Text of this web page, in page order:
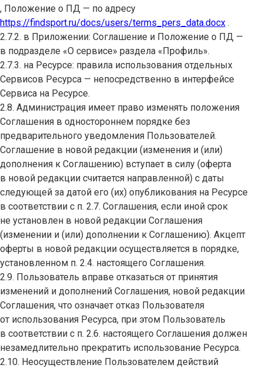
, Положение о ПД — по адресу
https://findsport.ru/docs/users/terms_pers_data.docx .
2.7.2. в Приложении: Соглашение и Положение о ПД —
в подразделе «О сервисе» раздела «Профиль».
2.7.3. на Ресурсе: правила использования отдельных
Сервисов Ресурса — непосредственно в интерфейсе
Сервиса на Ресурсе.
2.8. Администрация имеет право изменять положения
Соглашения в одностороннем порядке без
предварительного уведомления Пользователей.
Соглашение в новой редакции (изменения и (или)
дополнения к Соглашению) вступает в силу (оферта
в новой редакции считается направленной) с даты
следующей за датой его (их) опубликования на Ресурсе
в соответствии с п. 2.7. Соглашения, если иной срок
не установлен в новой редакции Соглашения
(изменении и (или) дополнении к Соглашению). Акцепт
оферты в новой редакции осуществляется в порядке,
установленном п. 2.4. настоящего Соглашения.
2.9. Пользователь вправе отказаться от принятия
изменений и дополнений Соглашения, новой редакции
Соглашения, что означает отказ Пользователя
от использования Ресурса, при этом Пользователь
в соответствии с п. 2.6. настоящего Соглашения должен
незамедлительно прекратить использование Ресурса.
2.10. Неосуществление Пользователем действий